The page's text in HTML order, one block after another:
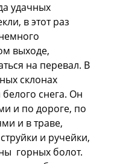
удачных
в этот раз
выходе,
на перевал. В
склонах
снега. Он
и по дороге, по
и в траве,
и ручейки,
горных болот.